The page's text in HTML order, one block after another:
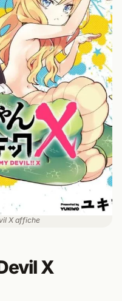
X affiche
X